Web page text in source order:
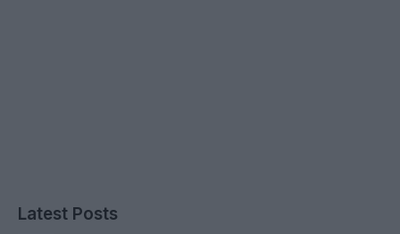
Latest Posts